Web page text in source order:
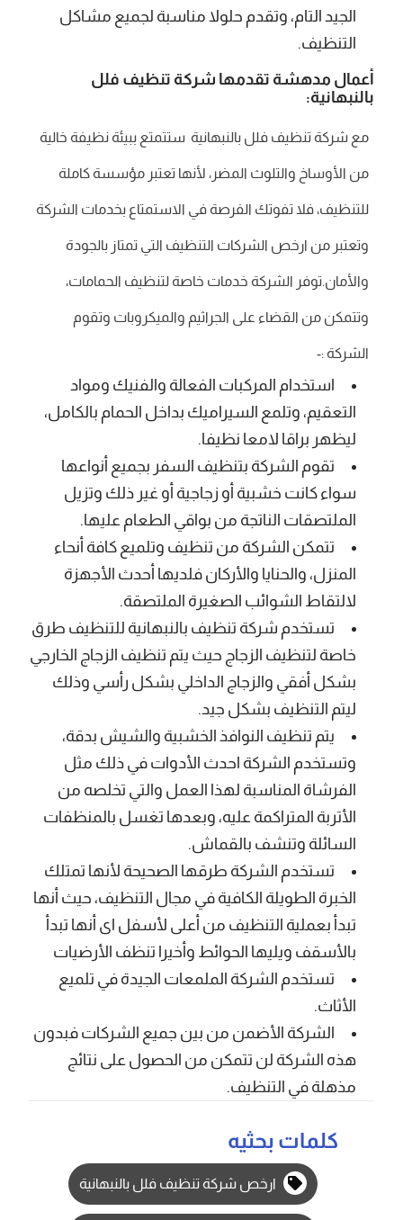
الجيد التام، وتقدم حلولا مناسبة لجميع مشاكل
التنظيف.
أعمال مدهشة تقدمها شركة تنظيف فلل
بالنبهانية:
مع شركة تنظيف فلل بالنبهانية ستتمتع ببيئة نظيفة خالية
من الأوساخ والتلوث المضر، لأنها تعتبر مؤسسة كاملة
للتنظيف، فلا تفوتك الفرصة في الاستمتاع بخدمات الشركة
وتعتبر من ارخص الشركات التنظيف التي تمتاز بالجودة
والأمان.توفر الشركة خدمات خاصة لتنظيف الحمامات،
وتتمكن من القضاء على الجراثيم والميكروبات وتقوم
الشركة :-
استخدام المركبات الفعالة والفنيك ومواد
التعقيم، وتلمع السيراميك بداخل الحمام بالكامل،
ليظهر براقا لامعا نظيفا.
تقوم الشركة بتنظيف السفر بجميع أنواعها
سواء كانت خشبية أو زجاجية أو غير ذلك وتزيل
الملتصقات الناتجة من بواقي الطعام عليها.
تتمكن الشركة من تنظيف وتلميع كافة أنحاء
المنزل، والحنايا والأركان فلديها أحدث الأجهزة
لالتقاط الشوائب الصغيرة الملتصقة.
تستخدم شركة تنظيف بالنبهانية للتنظيف طرق
خاصة لتنظيف الزجاج حيث يتم تنظيف الزجاج الخارجي
بشكل أفقي والزجاج الداخلي بشكل رأسي وذلك
ليتم التنظيف بشكل جيد.
يتم تنظيف النوافذ الخشبية والشيش بدقة،
وتستخدم الشركة احدث الأدوات في ذلك مثل
الفرشاة المناسبة لهذا العمل والتي تخلصه من
الأتربة المتراكمة عليه، وبعدها تغسل بالمنظفات
السائلة وتنشف بالقماش.
تستخدم الشركة طرقها الصحيحة لأنها تمتلك
الخبرة الطويلة الكافية في مجال التنظيف، حيث أنها
تبدأ بعملية التنظيف من أعلى لأسفل اى أنها تبدأ
بالأسقف ويليها الحوائط وأخيرا تنظف الأرضيات
تستخدم الشركة الملمعات الجيدة في تلميع
الأثاث.
الشركة الأضمن من بين جميع الشركات فبدون
هذه الشركة لن تتمكن من الحصول على نتائج
مذهلة في التنظيف.
كلمات بحثيه
ارخص شركة تنظيف فلل بالنبهانية